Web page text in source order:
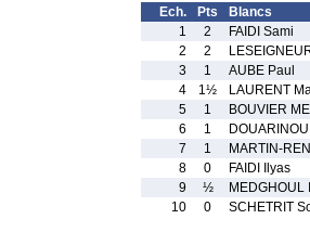
Ech. Pts
Blancs
1
2
FAIDI Sami
2
2
3
1
AUBE Paul
4
1½
LAURENT
5
1
BOUVIER
6
1
7
1
MARTIN-
8
0
FAIDI Ilyas
9
½
MEDGHOUL
10
0 SCHETRIT